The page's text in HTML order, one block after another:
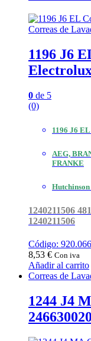
Correas de
1196 J6
0 de 5
(0)
1196 J6
AEG,
FRANKE
Hutchinson
1240211506
1240211506
Código:
8,53 € Con iva
Añadir al carrito
Correas de
1244 J4